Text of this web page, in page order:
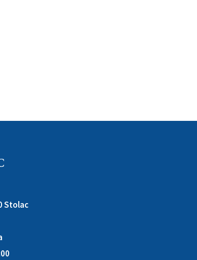
Stolac